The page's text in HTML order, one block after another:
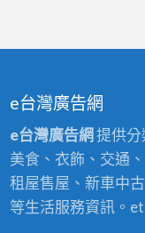
e台灣廣告網
e台灣廣告網提供分
美食、衣飾、交通
租屋售屋、新車中
等生活服務資訊。